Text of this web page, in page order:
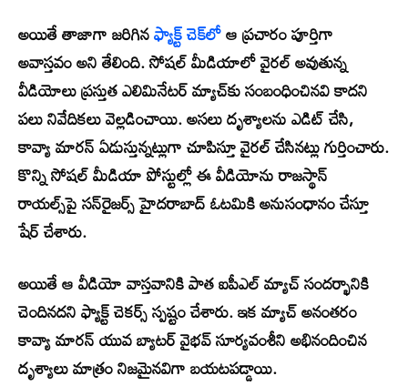
అయితే తాజాగా జరిగినఫ్యాక్ట్ చెక్‌లోఆ ప్రచారం పూర్తిగా
అవాస్తవం అని తేలింది. సోషల్ మీడియాలో వైరల్ అవుతున్న
వీడియోలు ప్రస్తుత ఎలిమినేటర్ మ్యాచ్‌కు సంబంధించినవి కాదని
పలు నివేదికలు వెల్లడించాయి. అసలు దృశ్యాలను ఎడిట్ చేసి,
కావ్యా మారన్ ఏడుస్తున్నట్లుగా చూపిస్తూ వైరల్ చేసినట్లు గుర్తించారు.
కొన్ని సోషల్ మీడియా పోస్టుల్లో ఈ వీడియోను రాజస్థాన్
రాయల్స్‌పై సన్‌రైజర్స్ హైదరాబాద్ ఓటమికి అనుసంధానం చేస్తూ
షేర్ చేశారు.
అయితే ఆ వీడియో వాస్తవానికి పాత ఐపీఎల్ మ్యాచ్ సందర్భానికి
చెందినదని ఫ్యాక్ట్ చెకర్స్ స్పష్టం చేశారు. ఇక మ్యాచ్ అనంతరం
కావ్యా మారన్ యువ బ్యాటర్ వైభవ్ సూర్యవంశీని అభినందించిన
దృశ్యాలు మాత్రం నిజమైనవిగా బయటపడ్డాయి.